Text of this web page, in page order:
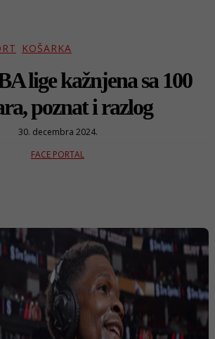
KOŠARKA
lige kažnjena sa 100
poznat i razlog
30. decembra 2024.
FACE PORTAL